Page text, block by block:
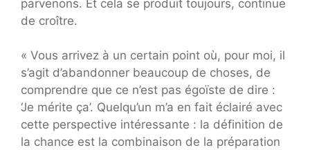
parvenons. Et cela se produit toujours, continue
de croître.
« Vous arrivez à un certain point où, pour moi, il
s’agit d’abandonner beaucoup de choses, de
comprendre que ce n’est pas égoïste de dire :
‘Je mérite ça’. Quelqu’un m’a en fait éclairé avec
cette perspective intéressante : la définition de
la chance est la combinaison de la préparation